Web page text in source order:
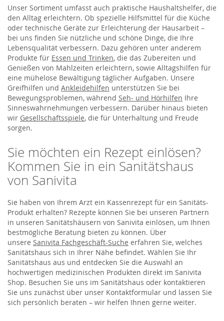
Unser Sortiment umfasst auch praktische Haushaltshelfer, die
den Alltag erleichtern. Ob spezielle Hilfsmittel für die Küche
oder technische Geräte zur Erleichterung der Hausarbeit –
bei uns finden Sie nützliche und schöne Dinge, die Ihre
Lebensqualität verbessern. Dazu gehören unter anderem
Produkte für Essen und Trinken, die das Zubereiten und
Genießen von Mahlzeiten erleichtern, sowie Alltagshilfen für
eine mühelose Bewältigung täglicher Aufgaben. Unsere
Greifhilfen und Ankleidehilfen unterstützen Sie bei
Bewegungsproblemen, während Seh- und Hörhilfen Ihre
Sinneswahrnehmungen verbessern. Darüber hinaus bieten
wir Gesellschaftsspiele, die für Unterhaltung und Freude
sorgen.
Sie möchten ein Rezept einlösen?
Kommen Sie in ein Sanitätshaus
von Sanivita
Sie haben von Ihrem Arzt ein Kassenrezept für ein Sanitäts-
Produkt erhalten? Rezepte können Sie bei unseren Partnern
in unseren Sanitätshäusern von Sanivita einlösen, um Ihnen
bestmögliche Beratung bieten zu können. Über
unsere Sanivita Fachgeschäft-Suche erfahren Sie, welches
Sanitätshaus sich in Ihrer Nähe befindet. Wählen Sie Ihr
Sanitätshaus aus und entdecken Sie die Auswahl an
hochwertigen medizinischen Produkten direkt im Sanivita
Shop. Besuchen Sie uns im Sanitätshaus oder kontaktieren
Sie uns zunächst über unser Kontaktformular und lassen Sie
sich persönlich beraten – wir helfen Ihnen gerne weiter.